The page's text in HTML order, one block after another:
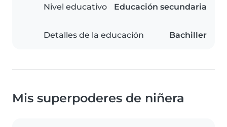
Nivel educativo Educación secundaria
Detalles de la educación Bachiller
Mis superpoderes de niñera